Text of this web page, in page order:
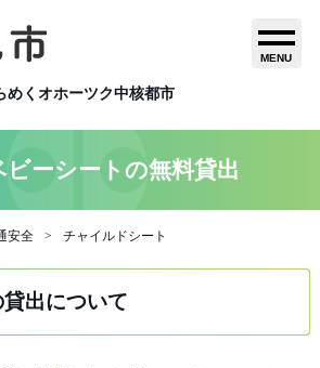
めくオホーツク中核都市
MENU
ビーシートの無料貸出
安全 チャイルドシート
出について